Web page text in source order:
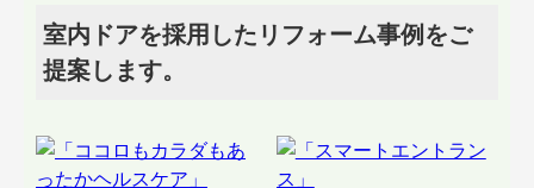
室内ドアを採用したリフォーム事例をご
提案します。